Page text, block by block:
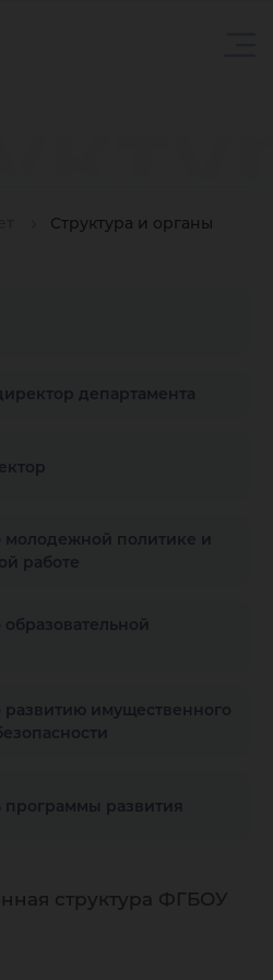
Структура и органы
департамента
молодежной политике и
работе
развитию имущественного
программы развития
структура ФГБОУ